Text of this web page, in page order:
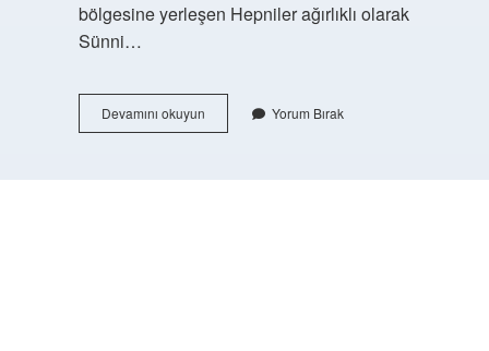
bölgesine yerleşen Hepniler ağırlıklı olarak
Sünni…
Devamını okuyunÇetgen
Ne
Yorum Bırak